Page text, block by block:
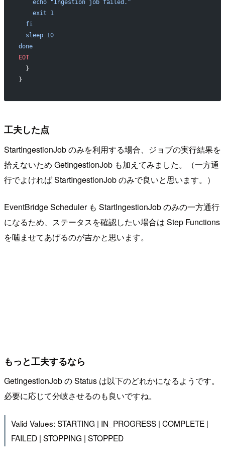
    echo "Ingestion job failed."
    exit 1
  fi
  sleep 10
done
EOT
  }
}
工夫した点
StartIngestionJob のみを利用する場合、ジョブの実行結果を
拾えないため GetIngestionJob も加えてみました。（一方通
行でよければ StartIngestionJob のみで良いと思います。）
EventBridge Scheduler も StartIngestionJob のみの一方通行
になるため、ステータスを確認したい場合は Step Functions
を噛ませてあげるのが吉かと思います。
もっと工夫するなら
GetIngestionJob の Status は以下のどれかになるようです。
必要に応じて分岐させるのも良いですね。
Valid Values: STARTING | IN_PROGRESS | COMPLETE |
FAILED | STOPPING | STOPPED